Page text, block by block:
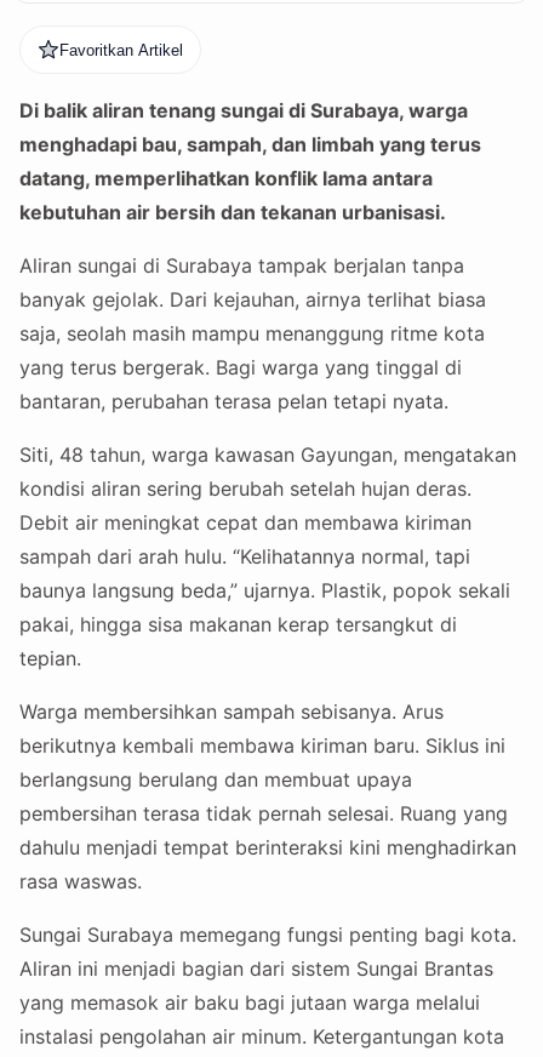
Favoritkan Artikel
Di balik aliran tenang sungai di Surabaya, warga
menghadapi bau, sampah, dan limbah yang terus
datang, memperlihatkan konflik lama antara
kebutuhan air bersih dan tekanan urbanisasi.
Aliran sungai di Surabaya tampak berjalan tanpa
banyak gejolak. Dari kejauhan, airnya terlihat biasa
saja, seolah masih mampu menanggung ritme kota
yang terus bergerak. Bagi warga yang tinggal di
bantaran, perubahan terasa pelan tetapi nyata.
Siti, 48 tahun, warga kawasan Gayungan, mengatakan
kondisi aliran sering berubah setelah hujan deras.
Debit air meningkat cepat dan membawa kiriman
sampah dari arah hulu. “Kelihatannya normal, tapi
baunya langsung beda,” ujarnya. Plastik, popok sekali
pakai, hingga sisa makanan kerap tersangkut di
tepian.
Warga membersihkan sampah sebisanya. Arus
berikutnya kembali membawa kiriman baru. Siklus ini
berlangsung berulang dan membuat upaya
pembersihan terasa tidak pernah selesai. Ruang yang
dahulu menjadi tempat berinteraksi kini menghadirkan
rasa waswas.
Sungai Surabaya memegang fungsi penting bagi kota.
Aliran ini menjadi bagian dari sistem Sungai Brantas
yang memasok air baku bagi jutaan warga melalui
instalasi pengolahan air minum. Ketergantungan kota